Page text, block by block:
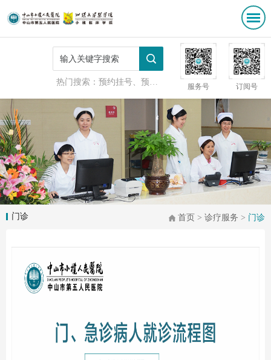
热门搜索：预约挂号、预防接种 服务号 订阅号
首页 > 诊疗服务 > 门诊
门诊